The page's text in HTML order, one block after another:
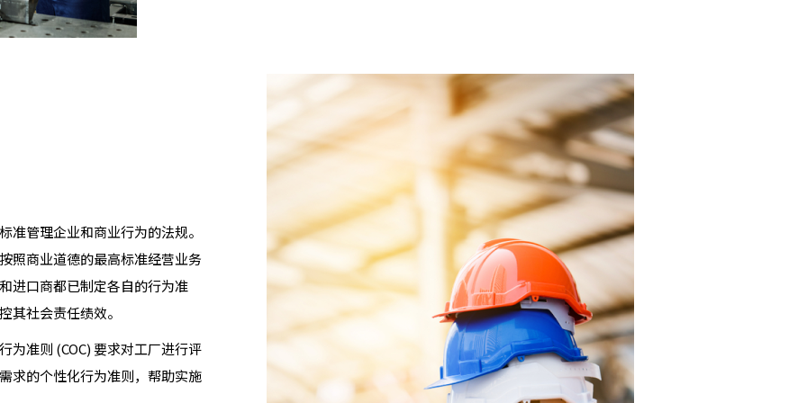
准管理企业和商业行为的法规。
照商业道德的最高标准经营业务
进口商都已制定各自的行为准
其社会责任绩效。
为准则 (COC) 要求对工厂进行评
求的个性化行为准则，帮助实施